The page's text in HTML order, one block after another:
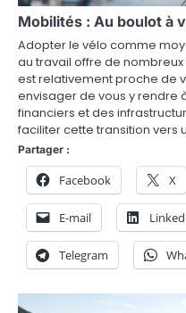
Mobilités : Au boulot à
Adopter le vélo comme
au travail offre de
est relativement proche de
envisager de vous y rendre
financiers et des
faciliter cette transition vers
Partager :
Facebook X
E-mail
Telegram